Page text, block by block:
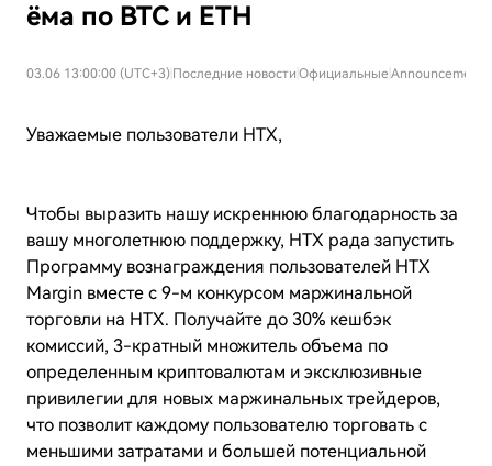
ёма по BTC и ETH
03.06 13:00:00 (UTC+3) Последние новости Официальные Announcements
Уважаемые пользователи HTX,
Чтобы выразить нашу искреннюю благодарность за
вашу многолетнюю поддержку, HTX рада запустить
Программу вознаграждения пользователей HTX
Margin вместе с 9-м конкурсом маржинальной
торговли на HTX. Получайте до 30% кешбэк
комиссий, 3-кратный множитель объема по
определенным криптовалютам и эксклюзивные
привилегии для новых маржинальных трейдеров,
что позволит каждому пользователю торговать с
меньшими затратами и большей потенциальной